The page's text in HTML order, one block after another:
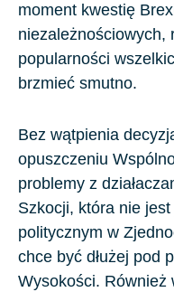
moment kwestię
niezależnościowych,
popularności
brzmieć smutno.
Bez wątpienia
opuszczeniu
problemy z
Szkocji, która nie
politycznym w
chce być dłużej pod
Wysokości. Również